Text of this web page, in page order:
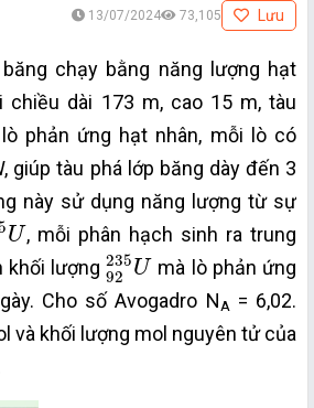
13/07/2024 73,105 Lưu
chạy bằng năng lượng hạt
chiều dài 173 m, cao 15 m, tàu
phản ứng hạt nhân, mỗi lò có
giúp tàu phá lớp băng dày đến 3
này sử dụng năng lượng từ sự
U
235U
, mỗi phân hạch sinh ra trung
khối lượng235
92
U
92235 U
mà lò phản ứng
Cho số Avogadro NA = 6,02.
và khối lượng mol nguyên tử của